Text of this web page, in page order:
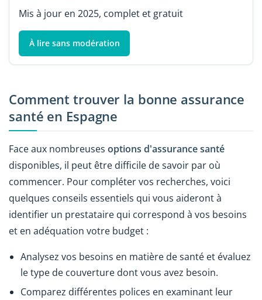
Mis à jour en 2025, complet et gratuit
À lire sans modération
Comment trouver la bonne assurance
santé en Espagne
Face aux nombreuses options d'assurance santé
disponibles, il peut être difficile de savoir par où
commencer. Pour compléter vos recherches, voici
quelques conseils essentiels qui vous aideront à
identifier un prestataire qui correspond à vos besoins
et en adéquation votre budget :
Analysez vos besoins en matière de santé et évaluez
le type de couverture dont vous avez besoin.
Comparez différentes polices en examinant leur